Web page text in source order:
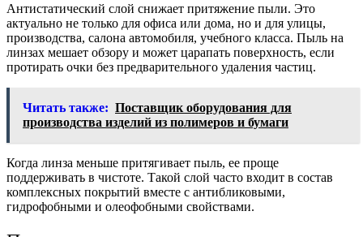
Антистатический слой снижает притяжение пыли. Это
актуально не только для офиса или дома, но и для улицы,
производства, салона автомобиля, учебного класса. Пыль на
линзах мешает обзору и может царапать поверхность, если
протирать очки без предварительного удаления частиц.
Читать также: Поставщик оборудования для
производства изделий из полимеров и бумаги
Когда линза меньше притягивает пыль, ее проще
поддерживать в чистоте. Такой слой часто входит в состав
комплексных покрытий вместе с антибликовыми,
гидрофобными и олеофобными свойствами.